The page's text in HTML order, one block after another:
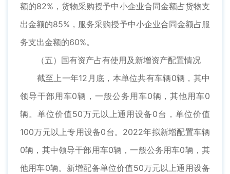
额的82%，货物采购授予中小企业合同金额占货物支
出金额的85%，服务采购授予中小企业合同金额占服
务支出金额的60%。
（五）国有资产占有使用及新增资产配置情况
截至上一年12月底，本单位共有车辆0辆，其中
领导干部用车0辆，一般公务用车0辆，其他用车0
辆。单位价值50万元以上通用设备0台，单位价值
100万元以上专用设备0台。2022年拟新增配置车辆
0辆，其中领导干部用车0辆，一般公务用车0辆，其
他用车0辆。新增配备单位价值50万元以上通用设备